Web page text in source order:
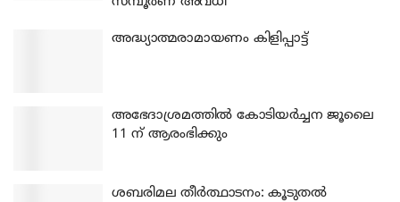
അദ്ധ്യാത്മരാമായണം കിളിപ്പാട്ട്
അഭേദാശ്രമത്തില്‍ കോടിയര്‍ച്ചന ജൂലൈ
11 ന് ആരംഭിക്കും
ശബരിമല തീര്‍ത്ഥാടനം: കൂടുതല്‍